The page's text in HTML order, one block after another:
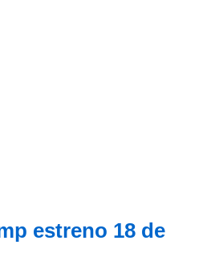
estreno 18 de